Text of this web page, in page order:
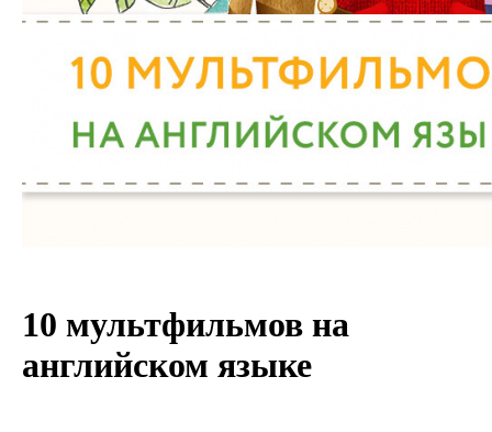
10 мультфильмов на
английском языке